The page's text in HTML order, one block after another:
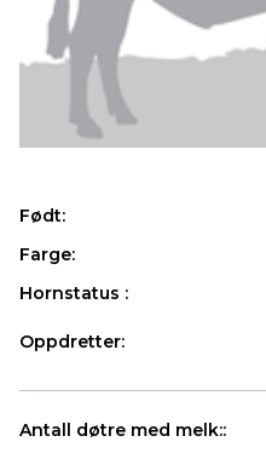
Født:
Farge:
Hornstatus :
Oppdretter:
Antall døtre med melk::